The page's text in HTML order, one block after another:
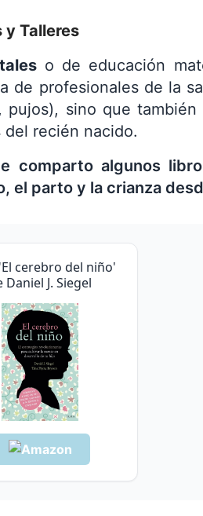
y Talleres
o de educación
de profesionales de la
pujos), sino que
del recién nacido.
comparto algunos
el parto y la crianza
cerebro del niño'
Daniel J. Siegel